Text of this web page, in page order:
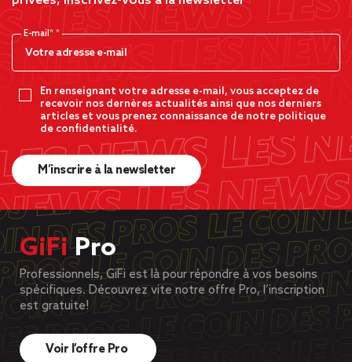
E-mail*
En renseignant votre adresse e-mail, vous acceptez de
recevoir nos dernères actualités ainsi que nos derniers
articles et vous prenez connaissance de notre politique
de confidentialité.
M’inscrire à la newsletter
GiFiPro
Professionnels, GiFi est là pour répondre à vos besoins
spécifiques. Découvrez vite notre offre Pro, l’inscription
est gratuite!
Voir l’offre Pro